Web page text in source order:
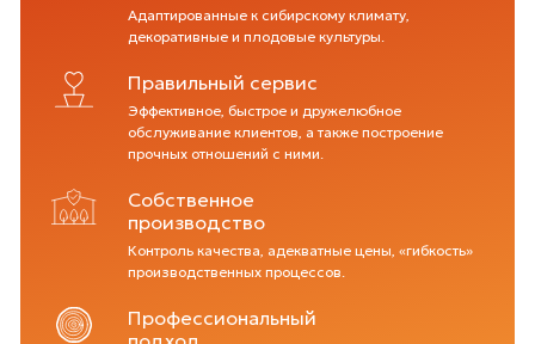
Адаптированные к сибирскому климату,
декоративные и плодовые культуры.
Правильный сервис
Эффективное, быстрое и дружелюбное
обслуживание клиентов, а также построение
прочных отношений с ними.
Собственное
производство
Контроль качества, адекватные цены, «гибкость»
производственных процессов.
Профессиональный